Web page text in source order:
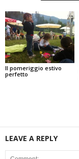
Il pomeriggio estivo
perfetto
LEAVE A REPLY